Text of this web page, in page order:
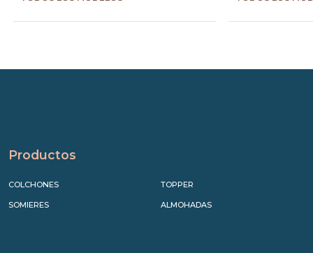
Productos
COLCHONES
SOMIERES
TOPPER
ALMOHADAS